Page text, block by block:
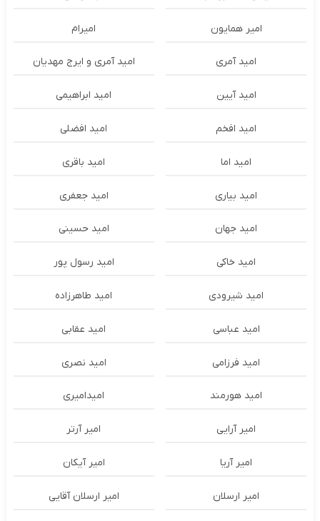
امير همايون اميرام
امید آمری امید آمری و ایرج مهدیان
امید آیین امید ابراهیمی
امید افخم امید افضلی
امید اما امید باقری
امید بیاری امید جعفری
امید جهان امید حسینی
امید خاکی امید رسول پور
امید شیرودی امید طاهرزاده
امید عباسی امید عقابی
امید فرزامی امید نصری
امید هورمند امیدامیری
امیر آرایی امیر آرتر
امیر آریا امیر آیکان
امیر ارسلان امیر ارسلان آقایی